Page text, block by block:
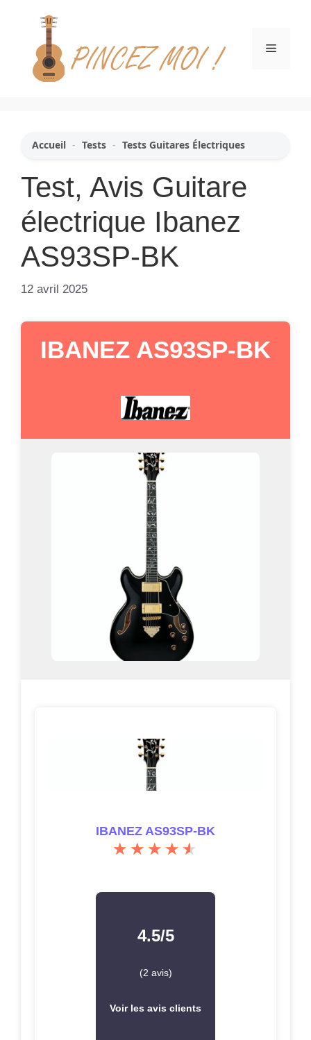
contenu
Menu
Accueil - Tests - Tests Guitares Électriques
Test, Avis Guitare
électrique Ibanez
AS93SP-BK
12 avril 2025
IBANEZ AS93SP-BK
IBANEZ AS93SP-BK
4.5/5
(2 avis)
Voir les avis clients